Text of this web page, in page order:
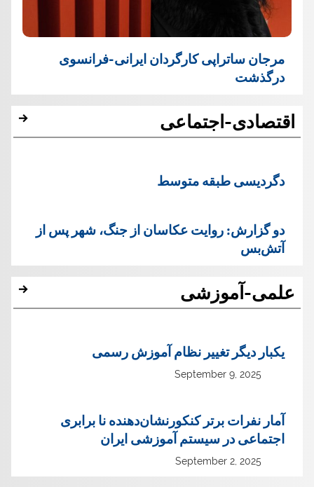
مرجان ساتراپی کارگردان ایرانی-فرانسوی
درگذشت
اقتصادی-اجتماعی
دگردیسی طبقه متوسط
دو گزارش: روایت عکاسان از جنگ، شهر پس از
آتش‌بس
علمی-آموزشی
یک‏بار دیگر تغییر نظام آموزش رسمی
September 9, 2025
آمار نفرات برتر کنکورنشان‌دهنده نا برابری
اجتماعی در سیستم آموزشی ایران
September 2, 2025